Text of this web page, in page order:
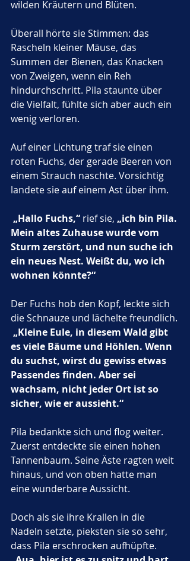
wilden Kräutern und Blüten.
Überall hörte sie Stimmen: das
Rascheln kleiner Mäuse, das
Summen der Bienen, das Knacken
von Zweigen, wenn ein Reh
hindurchschritt. Pila staunte über
die Vielfalt, fühlte sich aber auch ein
wenig verloren.
Auf einer Lichtung traf sie einen
roten Fuchs, der gerade Beeren von
einem Strauch naschte. Vorsichtig
landete sie auf einem Ast über ihm.
„Hallo Fuchs,“ rief sie, „ich bin Pila.
Mein altes Zuhause wurde vom
Sturm zerstört, und nun suche ich
ein neues Nest. Weißt du, wo ich
wohnen könnte?“
Der Fuchs hob den Kopf, leckte sich
die Schnauze und lächelte freundlich.
„Kleine Eule, in diesem Wald gibt
es viele Bäume und Höhlen. Wenn
du suchst, wirst du gewiss etwas
Passendes finden. Aber sei
wachsam, nicht jeder Ort ist so
sicher, wie er aussieht.“
Pila bedankte sich und flog weiter.
Zuerst entdeckte sie einen hohen
Tannenbaum. Seine Äste ragten weit
hinaus, und von oben hatte man
eine wunderbare Aussicht.
Doch als sie ihre Krallen in die
Nadeln setzte, pieksten sie so sehr,
dass Pila erschrocken aufhüpfte.